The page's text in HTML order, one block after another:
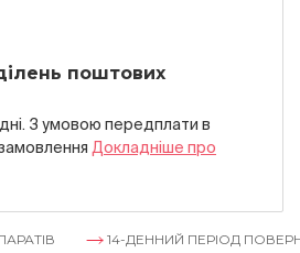
поштових
З умовою передплати в
Докладнiше про
14-ДЕННИЙ ПЕРІОД